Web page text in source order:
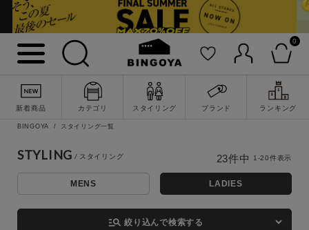
0
新着商品 カテゴリ スタイリング ブランド ランキング
詳細検索
BINGOYA スタイリング一覧
STYLING
MENS LADIES
manage_search 絞り込んで検索する
23件中 1-20件表示